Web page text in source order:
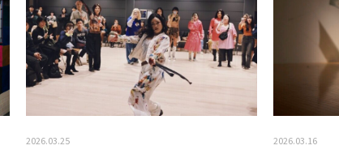
2026.03.25 2026.03.16